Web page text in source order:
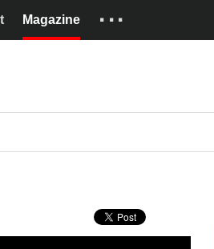
Magazine ···
English